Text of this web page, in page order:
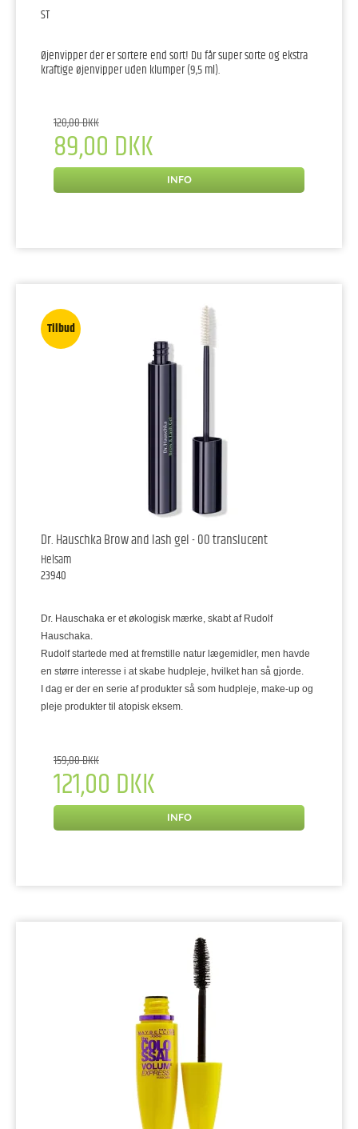
ST
Øjenvipper der er sortere end sort! Du får super sorte og ekstra
kraftige øjenvipper uden klumper (9,5 ml).
120,00 DKK
89,00 DKK
INFO
Tilbud
Dr. Hauschka Brow and lash gel - 00 translucent
Helsam
23940
Dr. Hauschaka er et økologisk mærke, skabt af Rudolf
Hauschaka.
Rudolf startede med at fremstille natur lægemidler, men havde
en større interesse i at skabe hudpleje, hvilket han så gjorde.
I dag er der en serie af produkter så som hudpleje, make-up og
pleje produkter til atopisk eksem.
159,00 DKK
121,00 DKK
INFO